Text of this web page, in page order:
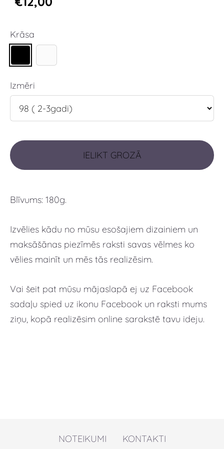
Krāsa
Izmēri
IELIKT GROZĀ
Blīvums: 180g.
Izvēlies kādu no mūsu esošajiem dizainiem un
maksāšānas piezīmēs raksti savas vēlmes ko
vēlies mainīt un mēs tās realizēsim.
Vai šeit pat mūsu mājaslapā ej uz Facebook
sadaļu spied uz ikonu Facebook un raksti mums
ziņu, kopā realizēsim online sarakstē tavu ideju.
NOTEIKUMI KONTAKTI